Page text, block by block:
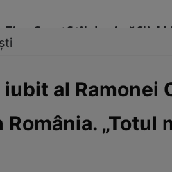
SportStil de viațăClick!
Click!Paparazzii Click!
al Ramonei
„Totul